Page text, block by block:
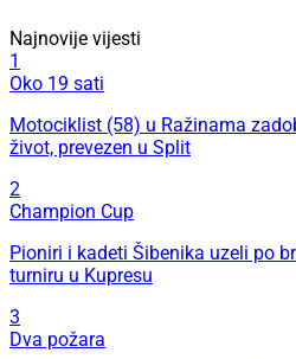
Najnovije vijesti
1
Oko 19 sati
Motociklist (58) u Ražinama
život, prevezen u Split
2
Champion Cup
Pioniri i kadeti Šibenika uzeli po
turniru u Kupresu
3
Dva požara